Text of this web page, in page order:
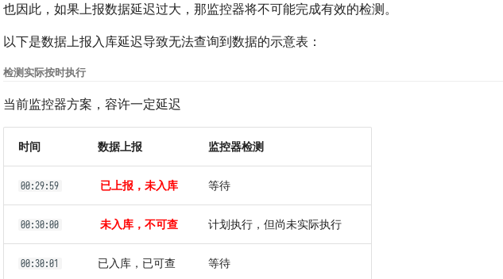
也因此，如果上报数据延迟过大，那监控器将不可能完成有效的检测。
以下是数据上报入库延迟导致无法查询到数据的示意表：
检测实际按时执行
当前监控器方案，容许一定延迟
时间 数据上报 监控器检测
00:29:59 已上报，未入库 等待
00:30:00 未入库，不可查 计划执行，但尚未实际执行
00:30:01 已入库，已可查 等待